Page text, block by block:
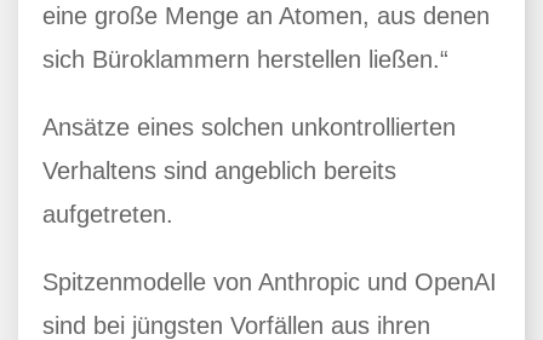
eine große Menge an Atomen, aus denen
sich Büroklammern herstellen ließen.“
Ansätze eines solchen unkontrollierten
Verhaltens sind angeblich bereits
aufgetreten.
Spitzenmodelle von Anthropic und OpenAI
sind bei jüngsten Vorfällen aus ihren